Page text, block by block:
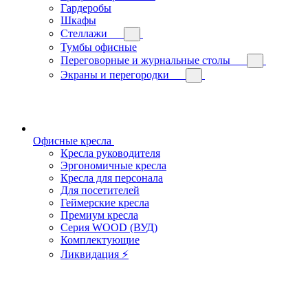
Гардеробы
Шкафы
Стеллажи
Тумбы офисные
Переговорные и журнальные столы
Экраны и перегородки
Офисные кресла
Кресла руководителя
Эргономичные кресла
Кресла для персонала
Для посетителей
Геймерские кресла
Премиум кресла
Серия WOOD (ВУД)
Комплектующие
Ликвидация ⚡